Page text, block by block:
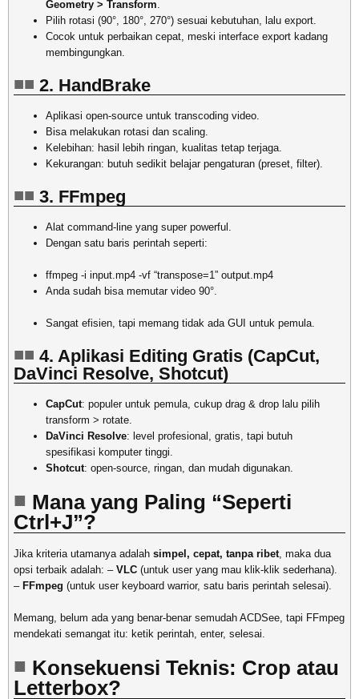
Geometry > Transform.
Pilih rotasi (90°, 180°, 270°) sesuai kebutuhan, lalu export.
Cocok untuk perbaikan cepat, meski interface export kadang
membingungkan.
2. HandBrake
Aplikasi open-source untuk transcoding video.
Bisa melakukan rotasi dan scaling.
Kelebihan: hasil lebih ringan, kualitas tetap terjaga.
Kekurangan: butuh sedikit belajar pengaturan (preset, filter).
3. FFmpeg
Alat command-line yang super powerful.
Dengan satu baris perintah seperti:
ffmpeg -i input.mp4 -vf “transpose=1” output.mp4
Anda sudah bisa memutar video 90°.
Sangat efisien, tapi memang tidak ada GUI untuk pemula.
4. Aplikasi Editing Gratis (CapCut,
DaVinci Resolve, Shotcut)
CapCut: populer untuk pemula, cukup drag & drop lalu pilih
transform > rotate.
DaVinci Resolve: level profesional, gratis, tapi butuh
spesifikasi komputer tinggi.
Shotcut: open-source, ringan, dan mudah digunakan.
Mana yang Paling “Seperti
Ctrl+J”?
Jika kriteria utamanya adalah simpel, cepat, tanpa ribet, maka dua
opsi terbaik adalah: – VLC (untuk user yang mau klik-klik sederhana).
– FFmpeg (untuk user keyboard warrior, satu baris perintah selesai).
Memang, belum ada yang benar-benar semudah ACDSee, tapi FFmpeg
mendekati semangat itu: ketik perintah, enter, selesai.
Konsekuensi Teknis: Crop atau
Letterbox?